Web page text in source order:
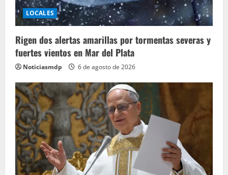
LOCALES
Rigen dos alertas amarillas por tormentas severas y
fuertes vientos en Mar del Plata
Noticiasmdp 6 de agosto de 2026